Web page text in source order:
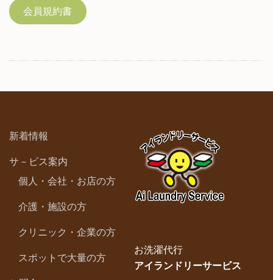
会員規約書
新着情報
サ－ビス案内
個人・会社・お店の方
介護・施設の方
クリニック・企業の方
スポットで大量の方
お洗濯代行
アイランドリーサービス